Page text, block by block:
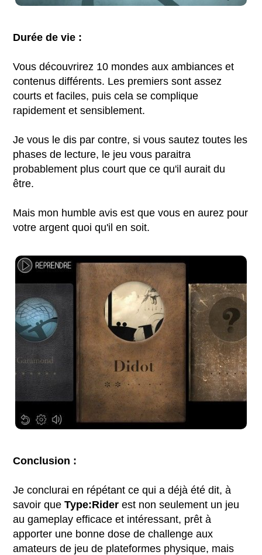
Durée de vie :
Vous découvrirez 10 mondes aux ambiances et
contenus différents. Les premiers sont assez
courts et faciles, puis cela se complique
rapidement et sensiblement.
Je vous le dis par contre, si vous sautez toutes les
phases de lecture, le jeu vous paraitra
probablement plus court que ce qu'il aurait du
être.
Mais mon humble avis est que vous en aurez pour
votre argent quoi qu'il en soit.
Conclusion :
Je conclurai en répétant ce qui a déjà été dit, à
savoir queType:Rider est non seulement un jeu
au gameplay efficace et intéressant, prêt à
apporter une bonne dose de challenge aux
amateurs de jeu de plateformes physique, mais